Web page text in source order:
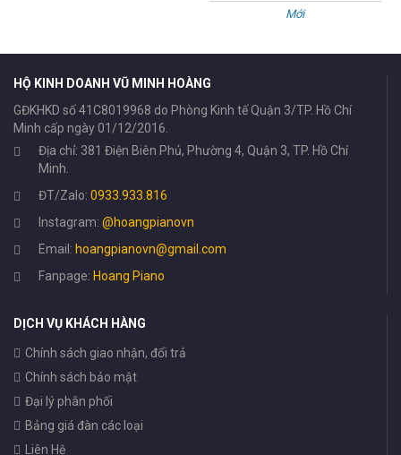
Mới
HỘ KINH DOANH VŨ MINH HOÀNG
GĐKHKD số 41C8019968 do Phòng Kinh tế Quận 3/TP. Hồ Chí
Minh cấp ngày 01/12/2016.
Địa chỉ: 381 Điện Biên Phủ, Phường 4, Quận 3, TP. Hồ Chí
Minh.
ĐT/Zalo: 0933.933.816
Instagram: @hoangpianovn
Email: hoangpianovn@gmail.com
Fanpage: Hoang Piano
DỊCH VỤ KHÁCH HÀNG
Chính sách giao nhận, đổi trả
Chính sách bảo mật
Đại lý phân phối
Bảng giá đàn các loại
Liên Hệ